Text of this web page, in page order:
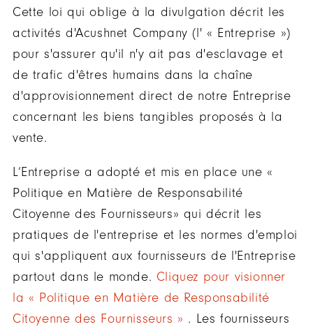
Cette loi qui oblige à la divulgation décrit les
activités d'Acushnet Company (l' « Entreprise »)
pour s'assurer qu'il n'y ait pas d'esclavage et
de trafic d'êtres humains dans la chaîne
d'approvisionnement direct de notre Entreprise
concernant les biens tangibles proposés à la
vente.
L’Entreprise a adopté et mis en place une «
Politique en Matière de Responsabilité
Citoyenne des Fournisseurs» qui décrit les
pratiques de l'entreprise et les normes d'emploi
qui s'appliquent aux fournisseurs de l'Entreprise
partout dans le monde. Cliquez pour visionner
la « Politique en Matière de Responsabilité
Citoyenne des Fournisseurs » . Les fournisseurs